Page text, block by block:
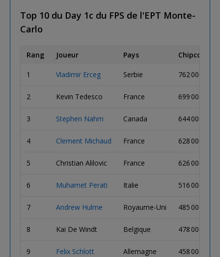
Top 10 du Day 1c du FPS de l'EPT Monte-
Carlo
Rang Joueur Pays Chipcount
1 Vladimir Erceg Serbie 762 000
2 Kevin Tedesco France 699 000
3 Stephen Nahm Canada 644 000
4 Clement Michaud France 628 000
5 Christian Alilovic France 626 000
6 Muhamet Perati Italie 516 000
7 Andrew Hulme Royaume-Uni 485 000
8 Kai De Windt Belgique 478 000
9 Felix Schlott Allemagne 458 000